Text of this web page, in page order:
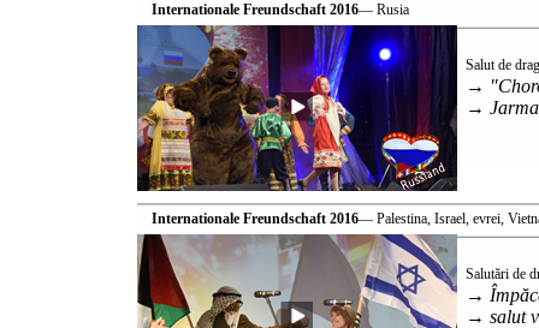
Internationale Freundschaft 2016— Rusia
Salut de
→
→
Internationale Freundschaft 2016— Palestina, Israel, evrei,
Salutări de
→
→ salut